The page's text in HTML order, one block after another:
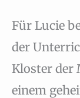
Für Lucie
der
Kloster der
einem